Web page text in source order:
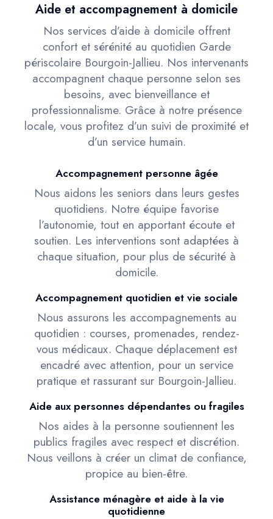
Aide et accompagnement à domicile
Nos services d’aide à domicile offrent
confort et sérénité au quotidien Garde
périscolaire Bourgoin-Jallieu. Nos intervenants
accompagnent chaque personne selon ses
besoins, avec bienveillance et
professionnalisme. Grâce à notre présence
locale, vous profitez d’un suivi de proximité et
d’un service humain.
Accompagnement personne âgée
Nous aidons les seniors dans leurs gestes
quotidiens. Notre équipe favorise
l’autonomie, tout en apportant écoute et
soutien. Les interventions sont adaptées à
chaque situation, pour plus de sécurité à
domicile.
Accompagnement quotidien et vie sociale
Nous assurons les accompagnements au
quotidien : courses, promenades, rendez-
vous médicaux. Chaque déplacement est
encadré avec attention, pour un service
pratique et rassurant sur Bourgoin-Jallieu.
Aide aux personnes dépendantes ou fragiles
Nos aides à la personne soutiennent les
publics fragiles avec respect et discrétion.
Nous veillons à créer un climat de confiance,
propice au bien-être.
Assistance ménagère et aide à la vie
quotidienne